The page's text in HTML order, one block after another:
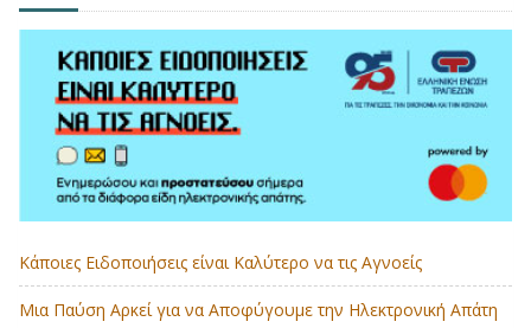
Κάποιες Ειδοποιήσεις είναι Καλύτερο να τις Αγνοείς
Μια Παύση Αρκεί για να Αποφύγουμε την Ηλεκτρονική Απάτη